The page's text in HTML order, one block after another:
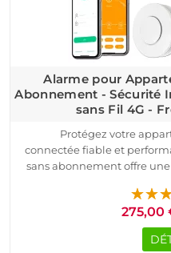
Alarme pour
Abonnement - Sécurité
sans Fil 4G -
Protégez votre
connectée fiable et
sans abonnement offre
une
Facile à installer, cette
préconfigurée avec une
de mouvement, un
275,00